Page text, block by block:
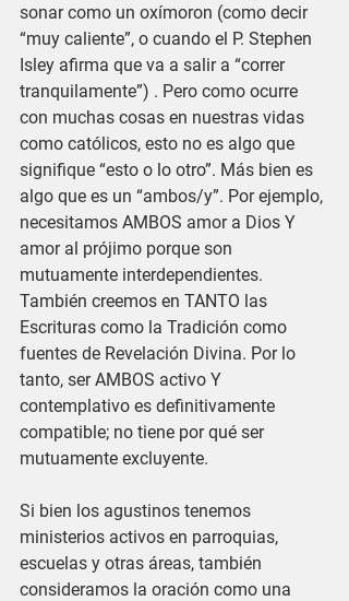
sonar como un oxímoron (como decir
“muy caliente”, o cuando el P. Stephen
Isley afirma que va a salir a “correr
tranquilamente”) . Pero como ocurre
con muchas cosas en nuestras vidas
como católicos, esto no es algo que
signifique “esto o lo otro”. Más bien es
algo que es un “ambos/y”. Por ejemplo,
necesitamos AMBOS amor a Dios Y
amor al prójimo porque son
mutuamente interdependientes.
También creemos en TANTO las
Escrituras como la Tradición como
fuentes de Revelación Divina. Por lo
tanto, ser AMBOS activo Y
contemplativo es definitivamente
compatible; no tiene por qué ser
mutuamente excluyente.
Si bien los agustinos tenemos
ministerios activos en parroquias,
escuelas y otras áreas, también
consideramos la oración como una